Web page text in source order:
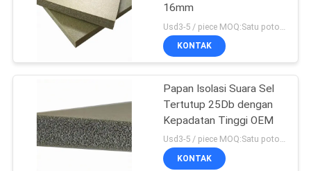
Busa Barbel Pad
23
16mm
KONTAK
Papan Isolasi Suara Sel
Tertutup 25Db dengan
Kepadatan Tinggi OEM
Usd3-5 / piece MOQ:Satu potong
KONTAK